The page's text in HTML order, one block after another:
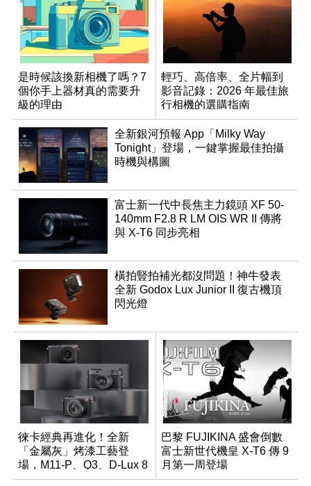
是時候該換新相機了嗎？7
個你手上器材真的需要升
級的理由
輕巧、高倍率、全片幅到
影音記錄：2026 年最佳旅
行相機的選購指南
全新銀河預報 App「Milky Way
Tonight」登場，一鍵掌握最佳拍攝
時機與構圖
富士新一代中長焦主力鏡頭 XF 50-
140mm F2.8 R LM OIS WR II 傳將
與 X-T6 同步亮相
橫拍豎拍補光都沒問題！神牛發表
全新 Godox Lux Junior II 復古機頂
閃光燈
徠卡經典再進化！全新
「金屬灰」烤漆工藝登
場，M11-P、Q3、D-Lux 8
領銜換裝
巴黎 FUJIKINA 盛會倒數
富士新世代機皇 X-T6 傳 9
月第一周登場